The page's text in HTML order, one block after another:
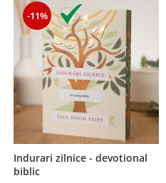
-11%
Indurari zilnice - devotional
biblic